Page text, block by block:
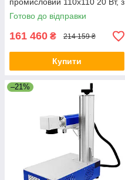
промисловий 110x110 20 Вт, з
підтримкою поворотної осі
Готово до відправки
161 460 ₴ 214 159 ₴
Купити
–21%